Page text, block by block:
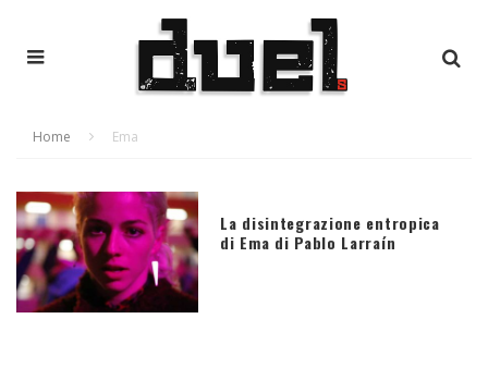
Home Ema
La disintegrazione entropica
di Ema di Pablo Larraín